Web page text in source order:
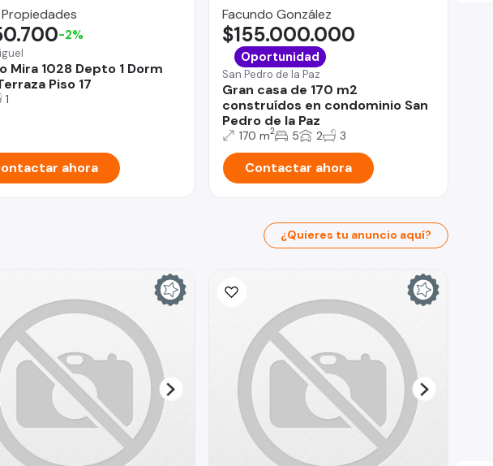
Mira 1028 Depto 1 Dorm
Piso 17
-2%
1
ahora
Facundo González
San Pedro de la Paz
Gran casa de 170 m2
construídos en condominio San
Pedro de la Paz
$155.000.000
Oportunidad
170 m2 5 2 3
Contactar ahora
¿Quieres tu anuncio aquí?